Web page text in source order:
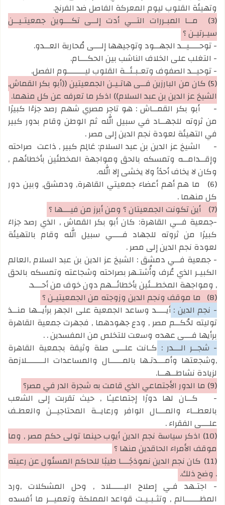
وتهيئة القلوب ليوم المعركة الفاصل ضد الفرنج.
(3)
مــا المبـررات التــي أدت إلــى تكـــوين جمعيتـيــن
سيـرتيـن ؟
- توحــــيــد الجهــود وتوجيهها إلـــى مُحاربة العــدو.
- التغلب على الخلاف الناشب بين الحكـــام.
- توحيــد الصفوف وتعـبـئــة القلوب ليـــــــوم الفصل.
(5) كان من البارزين فــي هاتـيـن الجمعيتين ((أبو بكر القماش,
الشيخ عز الدين بن عبد السلام)) اذكر ما تعرفه عن كل منهما.
-
أبو بكر القمــاش : هو تاجر مصري شهم رصد جزءًا كبيرًا
من ثروته للجهــاد في سبيل الله ثم الوطن وقام بدور كبير
في التهيئة لعودة نجم الدين إلى مصر .
-
الشيخ عز الدين بن عبد السلام: عَالٍم كبير , ذاعت صراحته
وإقــدامــه وتمسكه بالحق ومواجهة المخطئين بأخطائهم ,
وكان لا يخاف أحدًأ ولا يخشى إلا الله.
(6)
ما هم أهم أعضاء جمعيتي القاهرة, ودمشق, وبين دور
كل منهما .
(7)
أين تكونت الجمعيتان ؟ ومن أبرز من فيـــها ؟
-جمعية فــي القاهرة: كان أبو بكر القماش , الذي رصد جزاءَ
كبيرًا من ثروته للجهاد فــــي سبيل الله وقام بالتهيئة
لعودة نجم الدين إلى مصر .
- جمعية فــي دمشق : الشيخ عز الدين بن عبد السلام ,العالم
الكبيـر الذي عُرف وأُشتـهر بصراحته وشجاعته وتمسكه بالحق
, ومواجهة المخطــئين بأخطائــهم دون خوف من أحـــد.
(8)
ما موقف ونجم الدين وزوجته من الجمعيتيـن ؟
- نجم الدين :أيــــد وساعد الجمعية على الجهر برأيــها منــذ
توليته لحُكــم مصر , ودع جهودهما , فجهرت جمعية القاهرة
برأيها فـــي عهده وسعت للتخلص من المفسدين . .
- شجــر الـــدر : كـانت علــى صلة وثيقة بجمعية القاهرة
,وشجعتها وأمـــدتـها بالمـــــال والمساعدات الـــــــلازمة
لزيادة نشاطــهــا.
(9) ما الدور الأجتماعي الذي قامت به شجرة الدر في مصر؟
-
كــان لها دورًا إجتماعيـًا , حيث تقربت إلى الشعب
بالعطــاء والمـــال الوافر ورعايــة المحتاجيــن والعطـف
علـــى الفقراء .
(10)
اذكر سياسة نجم الدين أيوب حينما تولى حكم مصر , وما
موقف الأمراء الحاقدين منها ؟
(11)
كان نجم الدين نموذجًـــا طيبًا للحاكم المسئول عن رعيته
. وضح ذلك.
- اجتـهد فـي إصلاح البـــــلاد , وحل المشكلات ,ورد
المظــــــالم , وتثـبـيـت قواعد المملكة وتعميــر ما أفسده